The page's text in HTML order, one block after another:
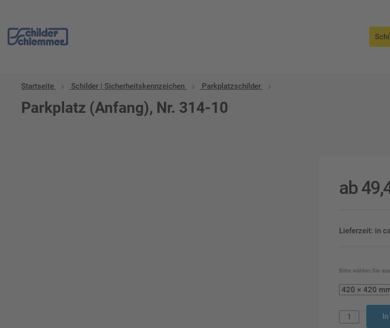
Startseite Schilder | Sicherheitskennzeichen Parkplatzschilder
Parkplatz (Anfang), Nr. 314-10
ab
Lieferzeit: in
Bitte wählen Sie